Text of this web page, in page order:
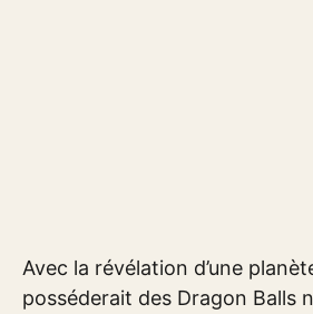
Avec la révélation d’une
posséderait des Dragon Balls